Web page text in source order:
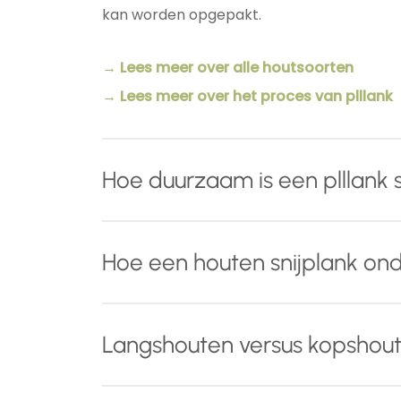
kan worden opgepakt.
→ Lees meer over alle houtsoorten
→ Lees meer over het proces van plllank
Hoe duurzaam is een plllank
houten snijplank drie behandelingen die
u uw snijplank zonder zorgen met
Hoe een houten snijplank
Langshouten versus